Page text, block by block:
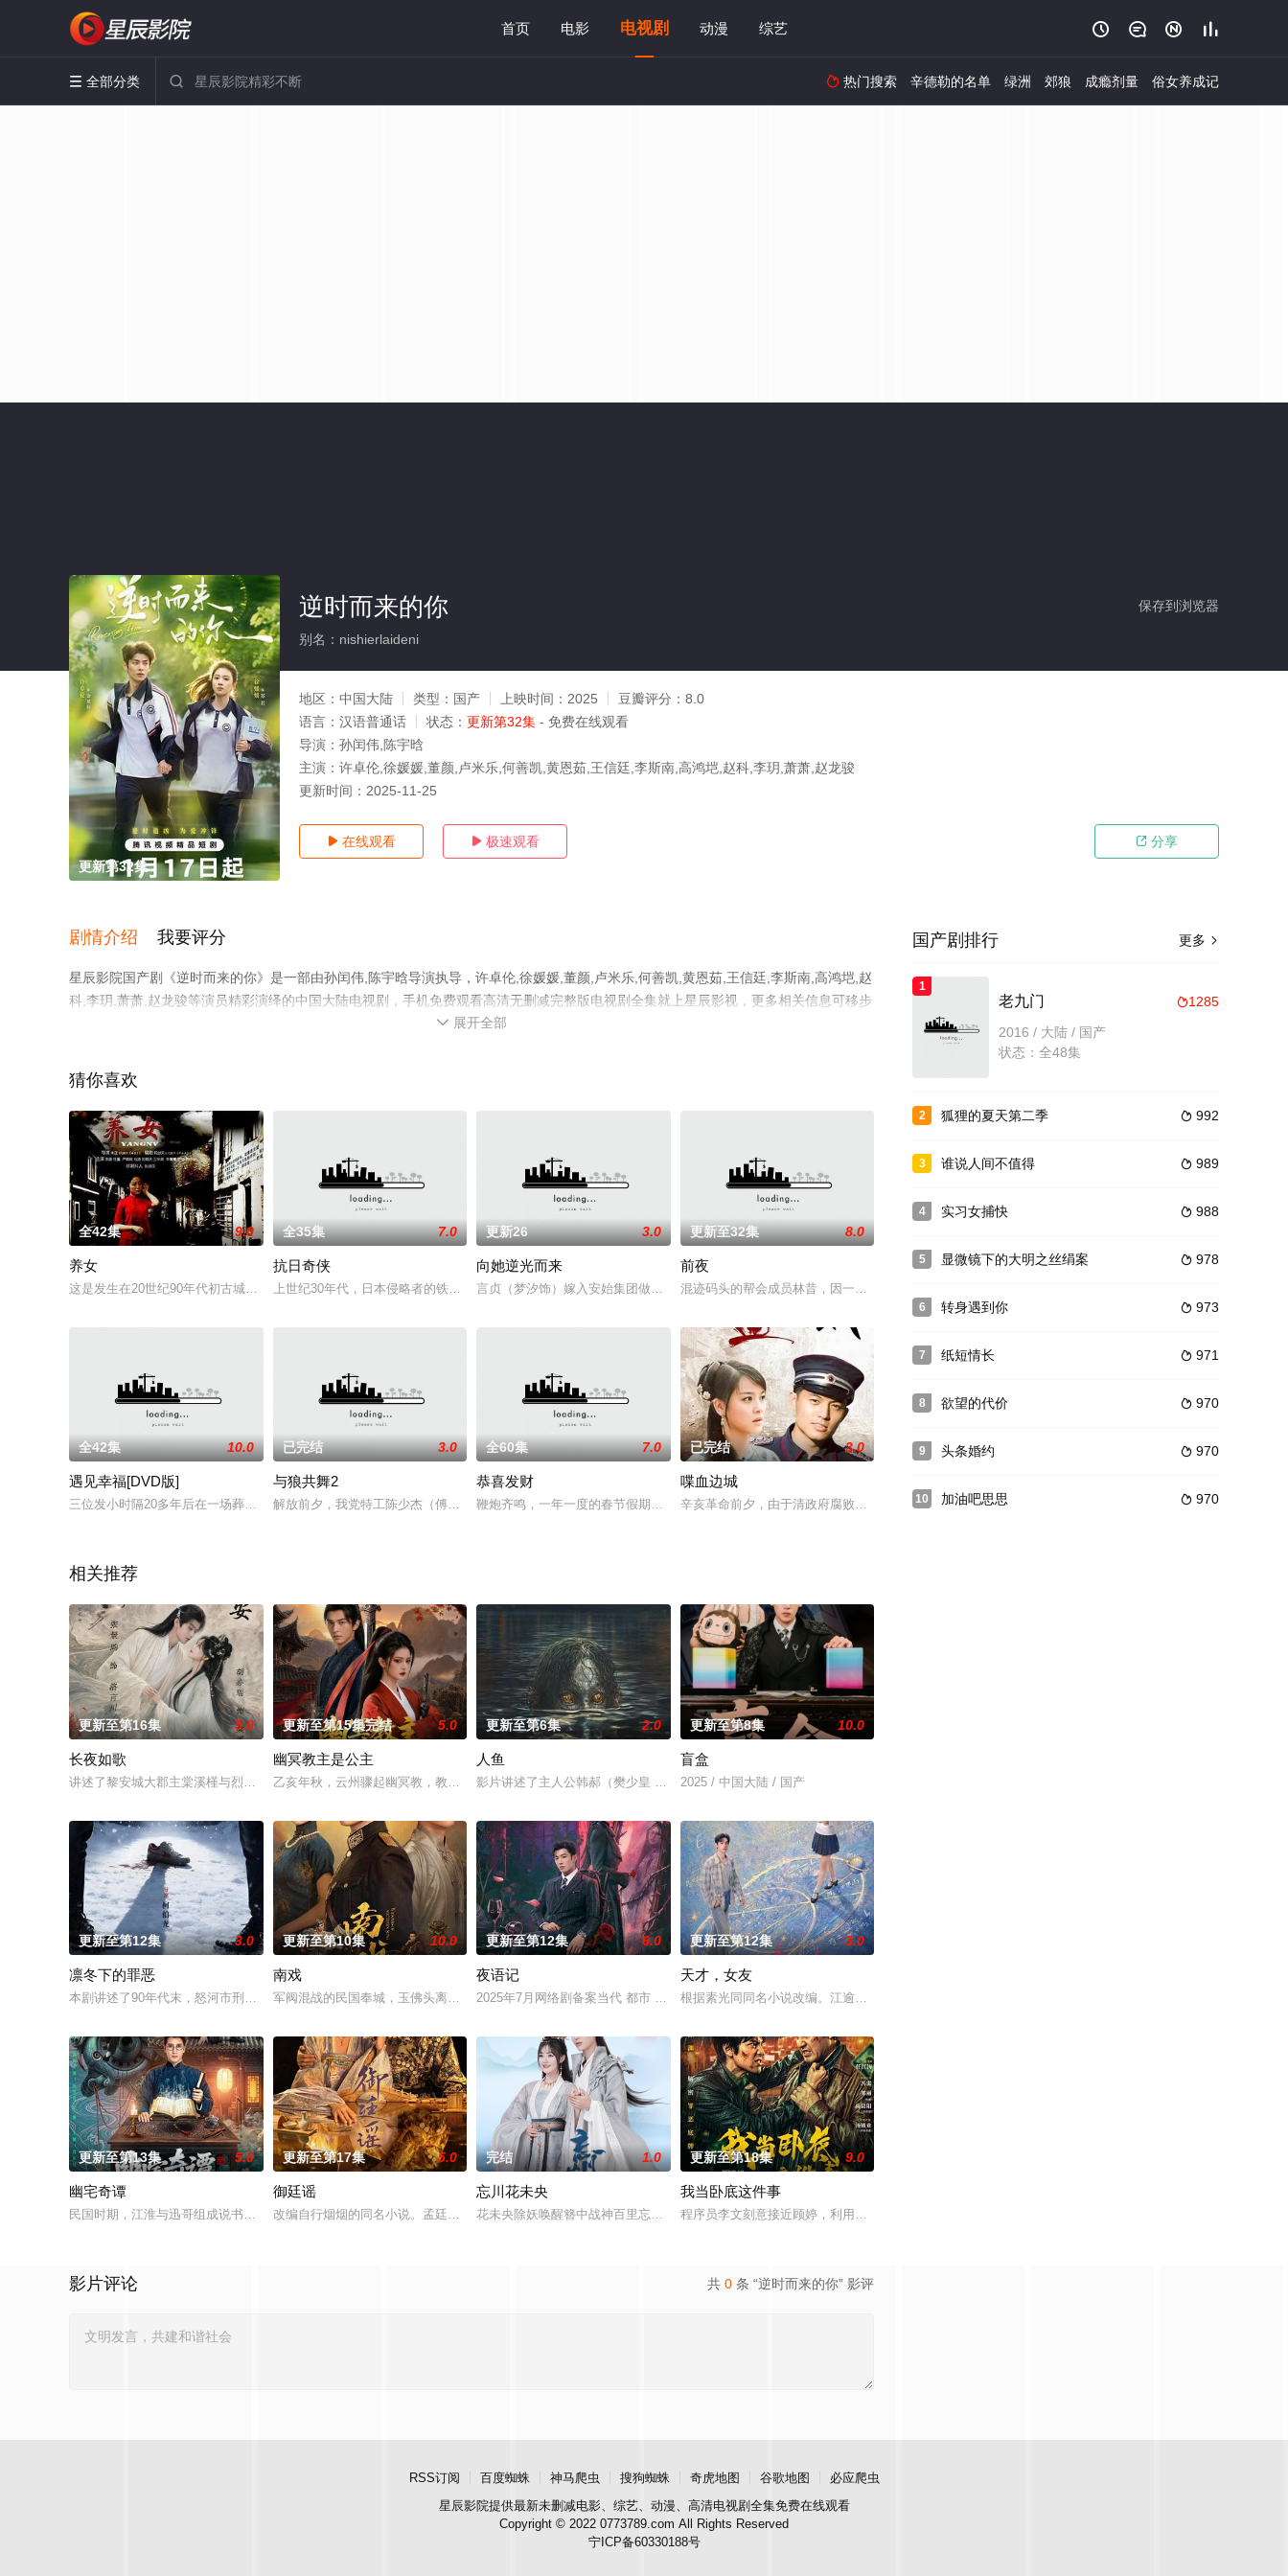
首页 电影 电视剧 动漫 综艺    
 全部分类   热门搜索 辛德勒的名单 绿洲 郊狼 成瘾剂量 俗女养成记
更新第32集
保存到浏览器
逆时而来的你
别名：nishierlaideni
地区： 中国大陆 类型： 国产 上映时间： 2025 豆瓣评分： 8.0
语言： 汉语普通话 状态： 更新第32集 - 免费在线观看
导演： 孙闰伟,陈宇晗
主演： 许卓伦,徐媛媛,董颜,卢米乐,何善凯,黄恩茹,王信廷,李斯南,高鸿垲,赵科,李玥,萧萧,赵龙骏
更新时间： 2025-11-25
 在线观看  极速观看  分享
剧情介绍 我要评分
星辰影院国产剧《逆时而来的你》是一部由孙闰伟,陈宇晗导演执导，许卓伦,徐媛媛,董颜,卢米乐,何善凯,黄恩茹,王信廷,李斯南,高鸿垲,赵
科,李玥,萧萧,赵龙骏等演员精彩演绎的中国大陆电视剧，手机免费观看高清无删减完整版电视剧全集就上星辰影视，更多相关信息可移步
 展开全部
猜你喜欢
全42集 9.0
养女
这是发生在20世纪90年代初古城西安的一段往事。在那个炎热的夏天，女孩梅子（张笛 饰）怎么也不会想到，她的家庭，她的人生竟会出现如此大的变故。一场车祸，
全35集 7.0
抗日奇侠
上世纪30年代，日本侵略者的铁蹄肆意践踏神州大地，华夏儿女沦为亡国奴，更惨遭日寇荼毒，中华民族到了生死存亡的时刻。时至此时，国民党、共产党纷纷奋起反抗，
更新26 3.0
向她逆光而来
言贞（梦汐饰）嫁入安始集团做少奶奶不过一年就成了寡妇，丈夫楚则嘉（李卓扬饰）在二人的结婚纪念日遭遇意外下落不明。四年后，言贞成为
更新至32集 8.0
前夜
混迹码头的帮会成员林昔，因一把钥匙被迫卷入了军统与日本侵略者之间的情报战争中，因此也与好兄弟李
全42集 10.0
遇见幸福[DVD版]
三位发小时隔20多年后在一场葬礼上相遇，此时他们的人生正值重要关口，境况窘迫。\n甄开放（蒋欣饰）发现丈夫宋明远（邵汶饰）另有新欢，毅然决定离婚，然而又
已完结 3.0
与狼共舞2
解放前夕，我党特工陈少杰（傅程鹏饰）、黄山（赵荀饰）被派往西江执行营救被俘同志的任务，与之配合的正是先其一步来到西江秘密潜伏的乔燕（侯梦莎饰），三个人相
全60集 7.0
恭喜发财
鞭炮齐鸣，一年一度的春节假期到来了，北漂的儿子家辉和中学寄宿的女儿曼玉回到了家中。家辉是个好面子但混的不好的大龄青年，曼玉机灵可
已完结 3.0
喋血边城
辛亥革命前夕，由于清政府腐败无能，社会剧烈动荡，湘西人民更是处于水深火热之中。清兵侯三因偷窃被
相关推荐
更新至第16集 5.0
长夜如歌
讲述了黎安城大郡主棠溪槿与烈云峥之间曲折动人的情感，以及他们在复杂局势中坚守初心、勇敢面对困难的爱情故事。通过剧中主人公在成长的道路上，经历复杂的人物关
更新至第15集完结 5.0
幽冥教主是公主
乙亥年秋，云州骤起幽冥教，教主独孤晴专杀薄情负心德行有亏之辈。太子夏无双和好兄弟张小峰奉皇命携天子剑赴云州剿魔，初见独孤晴即中圈套，幸得听风阁主苏婉儿相
更新至第6集 2.0
人鱼
影片讲述了主人公韩郝（樊少皇 饰）为了营救意外被困秘密实验室的儿子，勇往直前与不明生物“人鱼”斗智斗勇，凭借着坚韧的信念和超群的智慧
更新至第8集 10.0
盲盒
2025 / 中国大陆 / 国产
更新至第12集 3.0
凛冬下的罪恶
本剧讲述了90年代末，怒河市刑侦支队在无普及监控、无DNA鉴定技术的支持下，通过摸排、勘查等传统刑侦手段，接连破获数起重案要案的艰难过程。案件设计采用
更新至第10集 10.0
南戏
军阀混战的民国奉城，玉佛头离奇失窃，戏班主横尸戏台，将冷血少帅许又安与昆曲名伶荣筱楠推向不死不休的对立绝境。而他们不知，对方正是自己苦寻多年的患难“兄弟
更新至第12集 6.0
夜语记
2025年7月网络剧备案当代 都市 海南越酷文化传媒有限公司
更新至第12集 3.0
天才，女友
根据素光同同名小说改编。江逾白长大以后，林知夏忽然对他说：“江逾白，我喜欢你，哲学和生物学意义上
更新至第13集 5.0
幽宅奇谭
民国时期，江淮与迅哥组成说书班子，偶遇“白天人住屋，晚上鬼占房”的阴阳宅，江淮被掳走配“阴婚”。他与女探长穆英搭档，侦破阎王娶亲、五鬼运财、木偶杀人、花
更新至第17集 5.0
御廷谣
改编自行烟烟的同名小说。孟廷辉，大平王朝有史以来个以女子进士科三元及第入翰林院的奇女子。十年前的她被他从死人堆里救出来，蓬头垢面口齿不清。十年后的她才学
完结 1.0
忘川花未央
花未央除妖唤醒簪中战神百里忘川元神，二人共感相连，一同寻仙草修复肉身。未央动心，却不知自身是身负玄鸟之力的夜族公主，前世相恋遭他
更新至第18集 9.0
我当卧底这件事
程序员李文刻意接近顾婷，利用顾炎女儿奴的属性，请求老炮儿顾炎带自己用程序员身份卧底电诈集团以求
共 0 条 “逆时而来的你” 影评
影片评论
更多 
国产剧排行
1
1285
老九门
2016 / 大陆 / 国产
状态：全48集
2  992
狐狸的夏天第二季
3  989
谁说人间不值得
4  988
实习女捕快
5  978
显微镜下的大明之丝绢案
6  973
转身遇到你
7  971
纸短情长
8  970
欲望的代价
9  970
头条婚约
10  970
加油吧思思
RSS订阅 百度蜘蛛 神马爬虫 搜狗蜘蛛 奇虎地图 谷歌地图
必应爬虫
星辰影院提供最新未删减电影、综艺、动漫、高清电视剧全集免费在线观看
Copyright © 2022 0773789.com All Rights Reserved
宁ICP备60330188号